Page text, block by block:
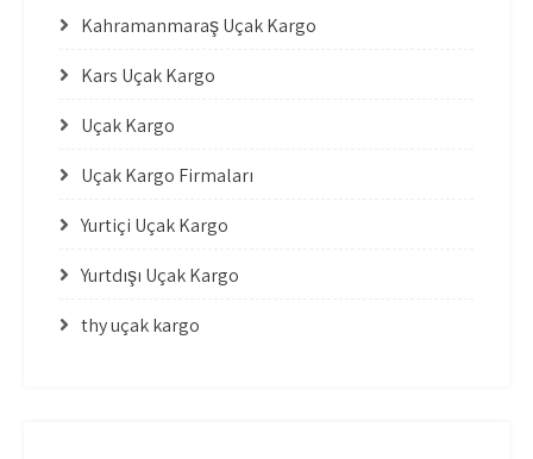
Kahramanmaraş Uçak Kargo
Kars Uçak Kargo
Uçak Kargo
Uçak Kargo Firmaları
Yurtiçi Uçak Kargo
Yurtdışı Uçak Kargo
thy uçak kargo